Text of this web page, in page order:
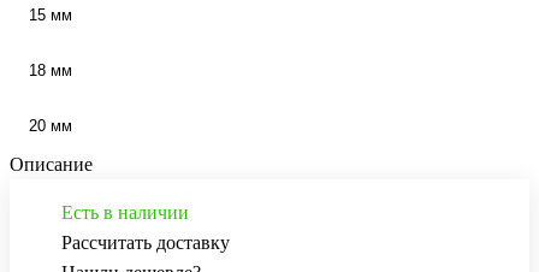
15 мм
18 мм
20 мм
Описание
Есть в наличии
Рассчитать доставку